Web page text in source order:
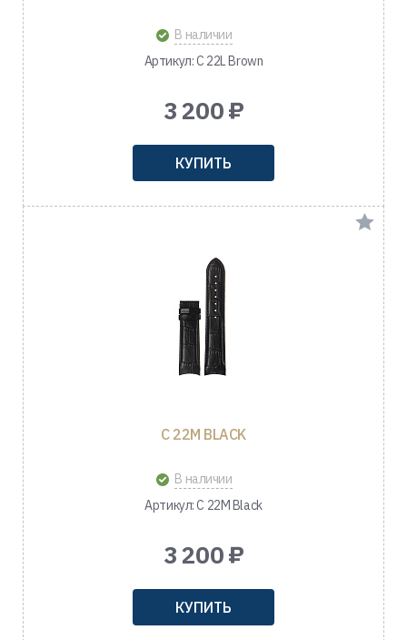
В наличии
Артикул: C 22L Brown
3 200 ₽
КУПИТЬ
C 22M BLACK
В наличии
Артикул: C 22M Black
3 200 ₽
КУПИТЬ